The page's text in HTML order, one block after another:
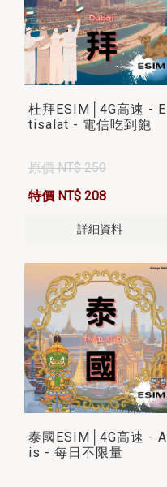
杜拜ESIM│4G高速 - E
tisalat - 電信吃到飽
原價 NT$ 250
特價 NT$ 208
詳細資料
泰國ESIM│4G高速 - A
is - 每日不限量